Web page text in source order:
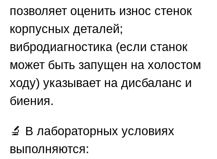
позволяет оценить износ стенок
корпусных деталей;
вибродиагностика (если станок
может быть запущен на холостом
ходу) указывает на дисбаланс и
биения.
🔬 В лабораторных условиях
выполняются: